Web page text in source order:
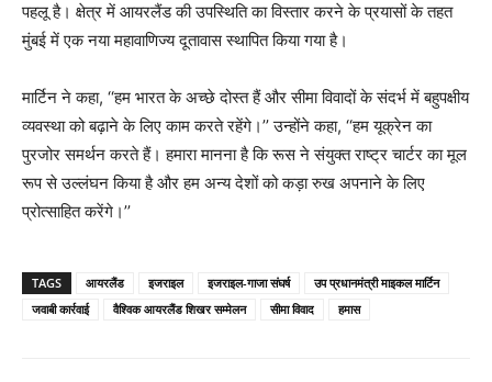
पहलू है। क्षेत्र में आयरलैंड की उपस्थिति का विस्तार करने के प्रयासों के तहत
मुंबई में एक नया महावाणिज्य दूतावास स्थापित किया गया है।
मार्टिन ने कहा, ‘‘हम भारत के अच्छे दोस्त हैं और सीमा विवादों के संदर्भ में बहुपक्षीय
व्यवस्था को बढ़ाने के लिए काम करते रहेंगे।’’ उन्होंने कहा, ‘‘हम यूक्रेन का
पुरजोर समर्थन करते हैं। हमारा मानना है कि रूस ने संयुक्त राष्ट्र चार्टर का मूल
रूप से उल्लंघन किया है और हम अन्य देशों को कड़ा रुख अपनाने के लिए
प्रोत्साहित करेंगे।’’
TAGS आयरलैंड इजराइल इजराइल-गाजा संघर्ष
उप प्रधानमंत्री माइकल मार्टिन
जवाबी कार्रवाई
वैश्विक आयरलैंड शिखर सम्मेलन सीमा विवाद हमास